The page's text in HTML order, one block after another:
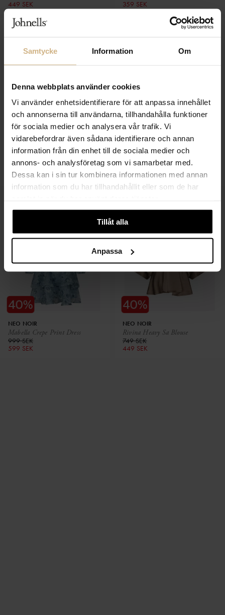
Samtycke Information Om
Denna webbplats använder cookies
Vi använder enhetsidentifierare för att anpassa innehållet
och annonserna till användarna, tillhandahålla funktioner
för sociala medier och analysera vår trafik. Vi
vidarebefordrar även sådana identifierare och annan
information från din enhet till de sociala medier och
annons- och analysföretag som vi samarbetar med.
Dessa kan i sin tur kombinera informationen med annan
information som du har tillhandahållit eller som de har
Tillåt alla
Anpassa
449 SEK
359 SEK
Benuta Fluffy Cardigan
NEO NOIR
749 SEK
375 SEK
Rosa Oxford Shirt
NEO NOIR
749 SEK
524 SEK
Mabella Crepe Print Dress
NEO NOIR
999 SEK
599 SEK
Rivina Heavy Sa Blouse
NEO NOIR
749 SEK
449 SEK